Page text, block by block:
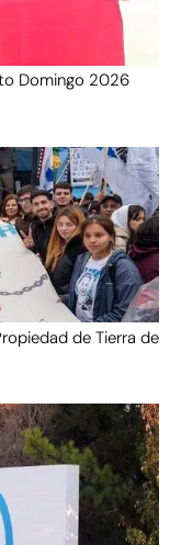
Domingo 2026
de Tierra de